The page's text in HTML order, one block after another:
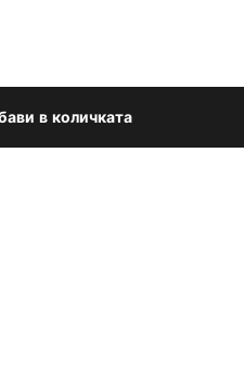
в количката